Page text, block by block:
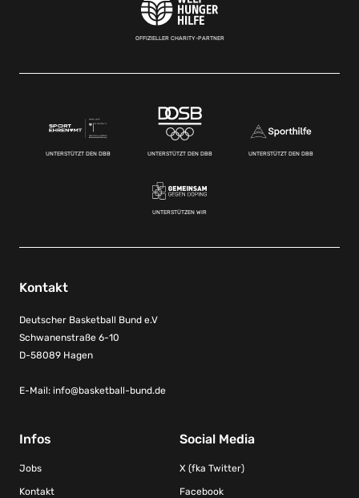
OFFIZIELLER CHARITY-PARTNER
UNTERSTÜTZT DEN DBB UNTERSTÜTZT DEN DBB UNTERSTÜTZT DEN DBB
UNTERSTÜTZEN WIR
Kontakt
Deutscher Basketball Bund e.V
Schwanenstraße 6-10
D-58089 Hagen
E-Mail: info@basketball-bund.de
Infos
Jobs
Kontakt
Social Media
X (fka Twitter)
Facebook